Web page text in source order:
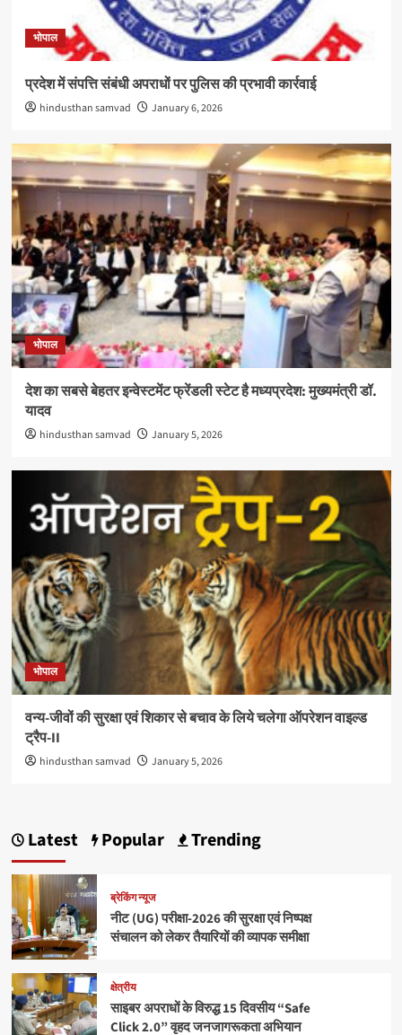
भोपाल
प्रदेश में संपत्ति संबंधी अपराधों पर पुलिस की प्रभावी कार्रवाई
hindusthan samvad January 6, 2026
भोपाल
देश का सबसे बेहतर इन्वेस्टमेंट फ्रेंडली स्टेट है मध्यप्रदेश: मुख्यमंत्री डॉ.
यादव
hindusthan samvad January 5, 2026
भोपाल
वन्य-जीवों की सुरक्षा एवं शिकार से बचाव के लिये चलेगा ऑपरेशन वाइल्ड
ट्रैप-II
hindusthan samvad January 5, 2026
Latest Popular Trending
ब्रेकिंग न्यूज
नीट (UG) परीक्षा-2026 की सुरक्षा एवं निष्पक्ष
संचालन को लेकर तैयारियों की व्यापक समीक्षा
क्षेत्रीय
साइबर अपराधों के विरुद्ध 15 दिवसीय “Safe
Click 2.0” वृहद जनजागरूकता अभियान